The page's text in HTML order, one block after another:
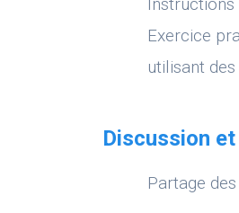
Exercice
utilisant
Discussion
Partage